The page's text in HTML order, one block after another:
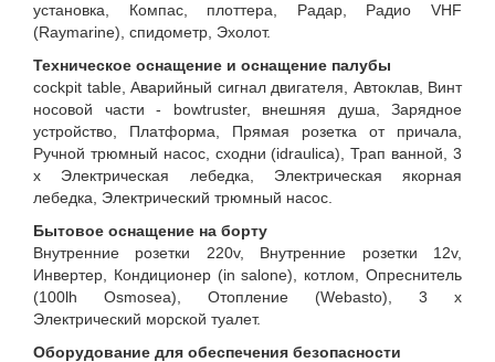
установка, Компас, плоттера, Радар, Радио VHF
(Raymarine), спидометр, Эхолот.
Техническое оснащение и оснащение палубы
cockpit table, Аварийный сигнал двигателя, Автоклав, Винт
носовой части - bowtruster, внешняя душа, Зарядное
устройство, Платформа, Прямая розетка от причала,
Ручной трюмный насос, сходни (idraulica), Трап ванной, 3
x Электрическая лебедка, Электрическая якорная
лебедка, Электрический трюмный насос.
Бытовое оснащение на борту
Внутренние розетки 220v, Внутренние розетки 12v,
Инвертер, Кондиционер (in salone), котлом, Опреснитель
(100lh Osmosea), Отопление (Webasto), 3 x
Электрический морской туалет.
Оборудование для обеспечения безопасности